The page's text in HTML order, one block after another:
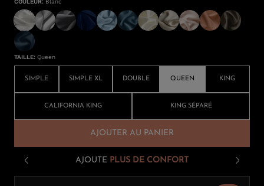
COULEUR: Blanc
TAILLE: Queen
SIMPLE SIMPLE XL DOUBLE QUEEN KING
CALIFORNIA KING KING SÉPARÉ
AJOUTER AU PANIER
AJOUTE PLUS DE CONFORT